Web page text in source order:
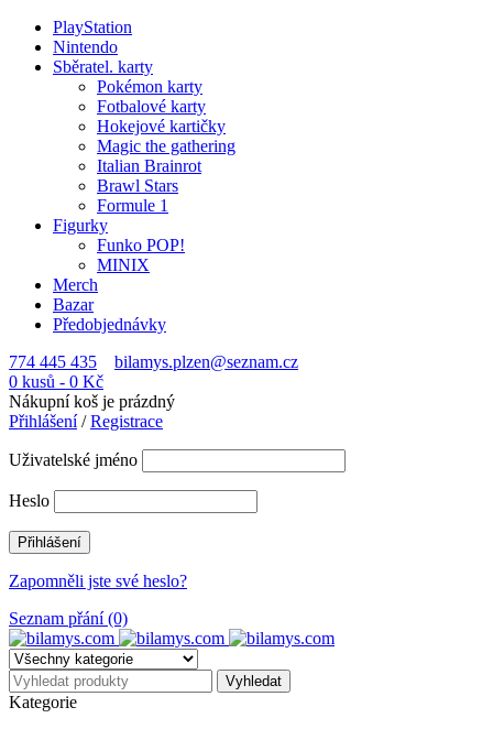
PlayStation
Nintendo
Sběratel. karty
Pokémon karty
Fotbalové karty
Hokejové kartičky
Magic the gathering
Italian Brainrot
Brawl Stars
Formule 1
Figurky
Funko POP!
MINIX
Merch
Bazar
Předobjednávky
774 445 435
bilamys.plzen@seznam.cz
0 kusů - 0 Kč
Nákupní koš je prázdný
Přihlášení/Registrace
Uživatelské jméno
Heslo
Zapomněli jste své heslo?
Seznam přání (0)
Kategorie